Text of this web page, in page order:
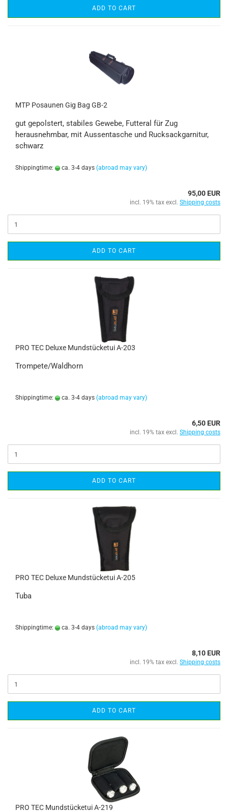
ADD TO CART
MTP Posaunen Gig Bag GB-2
gut gepolstert, stabiles Gewebe, Futteral für Zug
herausnehmbar, mit Aussentasche und Rucksackgarnitur,
schwarz
Shippingtime: ca. 3-4 days (abroad may vary)
95,00 EUR
incl. 19% tax excl. Shipping costs
ADD TO CART
PRO TEC Deluxe Mundstücketui A-203
Trompete/Waldhorn
Shippingtime: ca. 3-4 days (abroad may vary)
6,50 EUR
incl. 19% tax excl. Shipping costs
ADD TO CART
PRO TEC Deluxe Mundstücketui A-205
Tuba
Shippingtime: ca. 3-4 days (abroad may vary)
8,10 EUR
incl. 19% tax excl. Shipping costs
ADD TO CART
PRO TEC Mundstücketui A-219